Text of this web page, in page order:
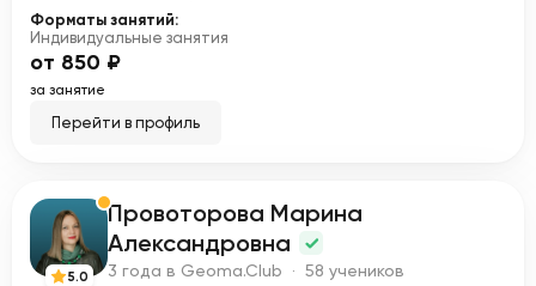
Форматы занятий:
Индивидуальные занятия
от 850 ₽
за занятие
Перейти в профиль
П
5.0
Провоторова Марина
Александровна
3 года в Geoma.Club · 58 учеников